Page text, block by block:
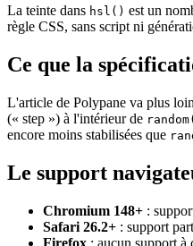
La teinte dans hsl() est un
règle CSS, sans script ni
Ce que la
L'article de Polypane va plus
(« step ») à l'intérieur de
encore moins stabilisées que
Le support
Chromium 148+ :
Safari 26.2+ : support
Firefox : aucun support à